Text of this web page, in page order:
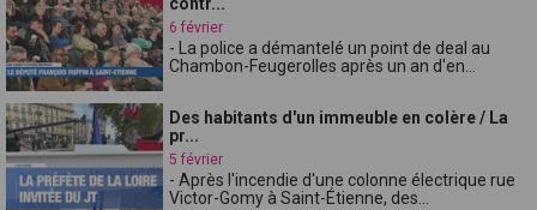
6 février
- La police a démantelé un point de deal au
Chambon-Feugerolles après un an d'en...
Des habitants d'un immeuble en colère / La
pr...
5 février
- Après l'incendie d'une colonne électrique rue
Victor-Gomy à Saint-Étienne, des...